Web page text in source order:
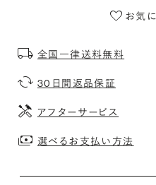
お気
全国一律送料無料
30日間返品保証
アフターサービス
選べるお支払い方法